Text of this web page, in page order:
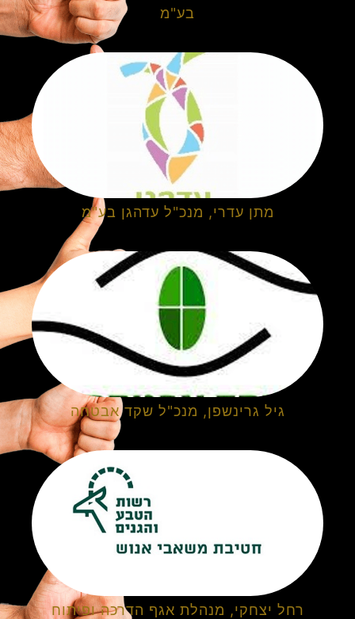
בע"מ
מתן עדרי, מנכ"ל עדהגן בע"מ
גיל גרינשפן, מנכ"ל שקד אבטחה
רחל יצחקי, מנהלת אגף הדרכה ופיתוח